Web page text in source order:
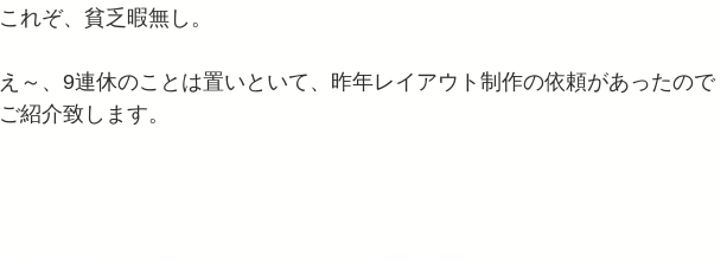
これぞ、貧乏暇無し。
え～、9連休のことは置いといて、昨年レイアウト制作の依頼があったので
ご紹介致します。